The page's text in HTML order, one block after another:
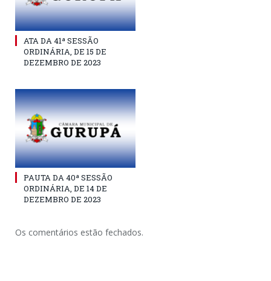
ATA DA 41ª SESSÃO
ORDINÁRIA, DE 15 DE
DEZEMBRO DE 2023
PAUTA DA 40ª SESSÃO
ORDINÁRIA, DE 14 DE
DEZEMBRO DE 2023
Os comentários estão fechados.